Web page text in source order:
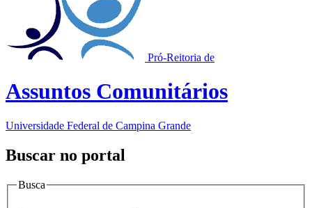
Pró-Reitoria de
Assuntos Comunitários
Universidade Federal de Campina Grande
Buscar no portal
Busca